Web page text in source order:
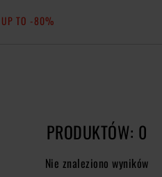
TO -80%
NIE
PRODUKTÓW: 0
Nie znaleziono wyników